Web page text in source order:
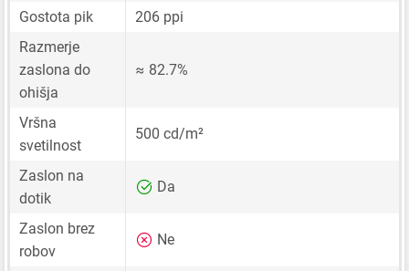
Gostota pik
206 ppi
Razmerje
zaslona do
ohišja
≈ 82.7%
Vršna
svetilnost
500 cd/m²
Zaslon na
dotik
Da
Zaslon brez
robov
Ne